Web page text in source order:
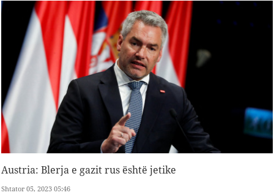
Austria: Blerja e gazit rus është jetike
Shtator 05, 2023 05:46